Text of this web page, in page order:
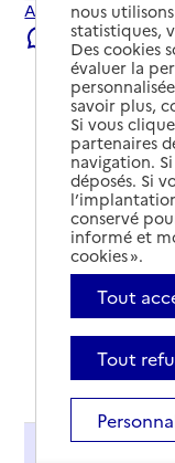
Annonay.
Signaler une
Présentation
nous
statistiques,
Des cookies
évaluer la
savoir plus,
Si vous
partenaires
navigation.
déposés. Si
conservé
informé et
cookies ».
Tout
Tout